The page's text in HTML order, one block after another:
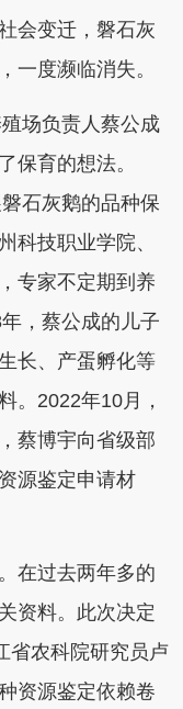
会变迁，磐石灰
一度濒临消失。
场负责人蔡公成
保育的想法。
石灰鹅的品种保
科技职业学院、
专家不定期到养
，蔡公成的儿子
长、产蛋孵化等
。2022年10月，
蔡博宇向省级部
源鉴定申请材
在过去两年多的
资料。此次决定
省农科院研究员卢
资源鉴定依赖卷